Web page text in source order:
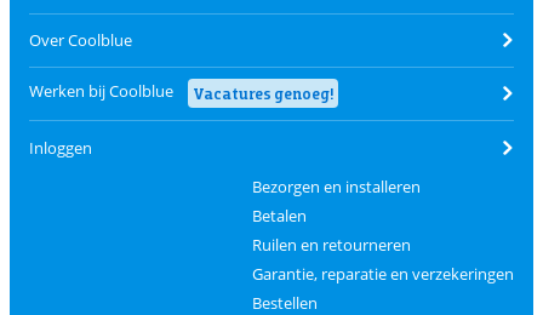
Over Coolblue
Werken bij Coolblue Vacatures genoeg!
Inloggen
Bezorgen en installeren
Betalen
Ruilen en retourneren
Garantie, reparatie en verzekeringen
Bestellen